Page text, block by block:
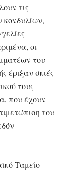
τις
κονδυλίων,
οι
του
έριξαν σκιές
τους
που έχουν
του
Ταμείο